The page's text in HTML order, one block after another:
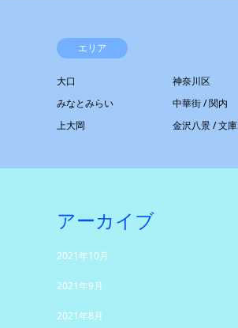
エリア
大口 神奈川区
みなとみらい
中華街 / 関内
上大岡
金沢八景 / 文庫
アーカイブ
2021年10月
2021年9月
2021年8月